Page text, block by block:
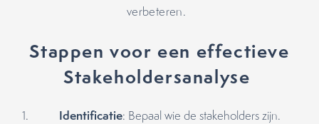
verbeteren.
Stappen voor een effectieve
Stakeholdersanalyse
Identificatie: Bepaal wie de stakeholders zijn.